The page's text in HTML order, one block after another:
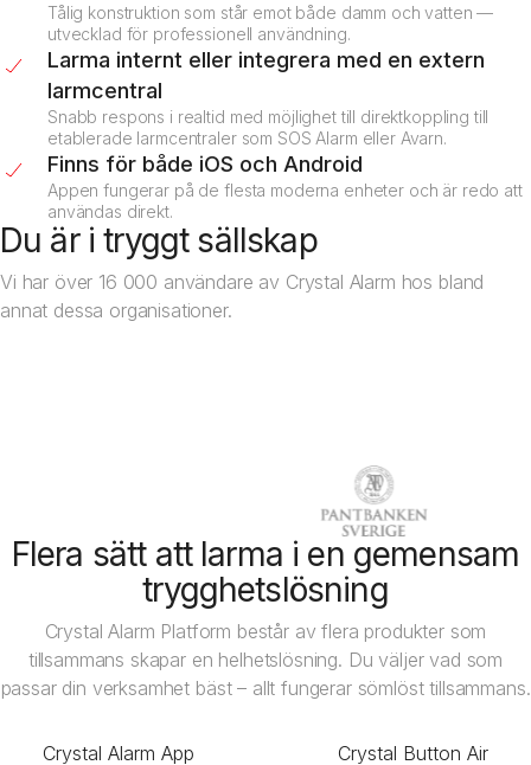
Tålig konstruktion som står emot både damm och vatten —
utvecklad för professionell användning.
Larma internt eller integrera med en extern
larmcentral
Snabb respons i realtid med möjlighet till direktkoppling till
etablerade larmcentraler som SOS Alarm eller Avarn.
Finns för både iOS och Android
Appen fungerar på de flesta moderna enheter och är redo att
användas direkt.
Du är i tryggt sällskap
Vi har över 16 000 användare av Crystal Alarm hos bland
annat dessa organisationer.
Flera sätt att larma i en gemensam
trygghetslösning
Crystal Alarm Platform består av flera produkter som
tillsammans skapar en helhetslösning. Du väljer vad som
passar din verksamhet bäst – allt fungerar sömlöst tillsammans.
Crystal Alarm App Crystal Button Air